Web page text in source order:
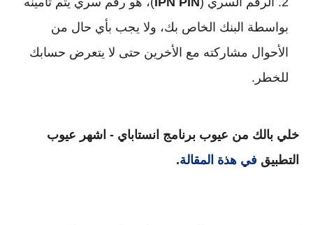
بواسطة البنك الخاص بك، ولا يجب بأي حال من
الأحوال مشاركته مع الأخرين حتى لا يتعرض حسابك
للخطر.
خلي بالك من عيوب برنامج انستاباي - اشهر عيوب
التطبيق في هذة المقالة.